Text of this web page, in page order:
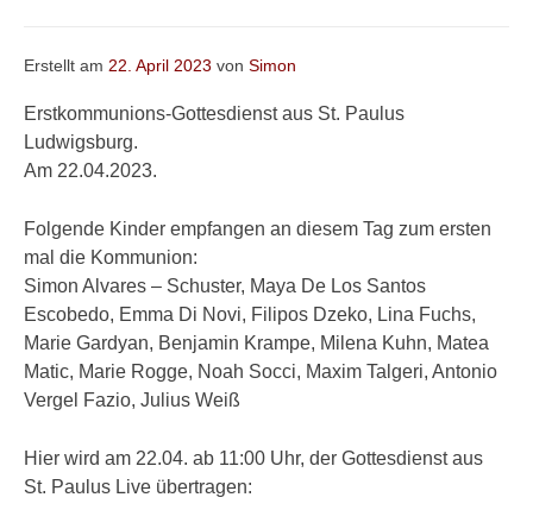
Erstellt am 22. April 2023 von Simon
Erstkommunions-Gottesdienst aus St. Paulus
Ludwigsburg.
Am 22.04.2023.
Folgende Kinder empfangen an diesem Tag zum ersten
mal die Kommunion:
Simon Alvares – Schuster, Maya De Los Santos
Escobedo, Emma Di Novi, Filipos Dzeko, Lina Fuchs,
Marie Gardyan, Benjamin Krampe, Milena Kuhn, Matea
Matic, Marie Rogge, Noah Socci, Maxim Talgeri, Antonio
Vergel Fazio, Julius Weiß
Hier wird am 22.04. ab 11:00 Uhr, der Gottesdienst aus
St. Paulus Live übertragen: